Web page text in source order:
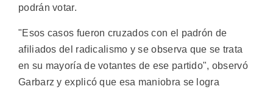
podrán votar.
"Esos casos fueron cruzados con el padrón de
afiliados del radicalismo y se observa que se trata
en su mayoría de votantes de ese partido", observó
Garbarz y explicó que esa maniobra se logra